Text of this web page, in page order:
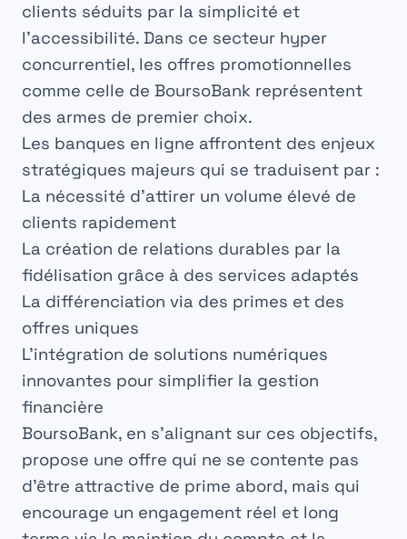
clients séduits par la simplicité et
l’accessibilité. Dans ce secteur hyper
concurrentiel, les offres promotionnelles
comme celle de BoursoBank représentent
des armes de premier choix.
Les banques en ligne affrontent des enjeux
stratégiques majeurs qui se traduisent par :
La nécessité d’attirer un volume élevé de
clients rapidement
La création de relations durables par la
fidélisation grâce à des services adaptés
La différenciation via des primes et des
offres uniques
L’intégration de solutions numériques
innovantes pour simplifier la gestion
financière
BoursoBank, en s’alignant sur ces objectifs,
propose une offre qui ne se contente pas
d’être attractive de prime abord, mais qui
encourage un engagement réel et long